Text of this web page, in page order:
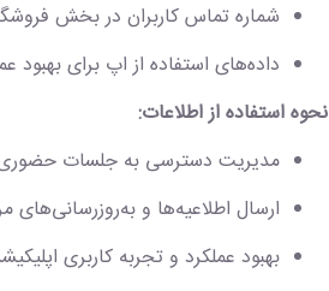
شماره تماس کاربران در بخش
داده‌های استفاده از اپ برای بهبود
نحوه استفاده از اطلاعات:
مدیریت دسترسی به جلسات حضوری
ارسال اطلاعیه‌ها و به‌روزرسانی‌های
بهبود عملکرد و تجربه کاربری